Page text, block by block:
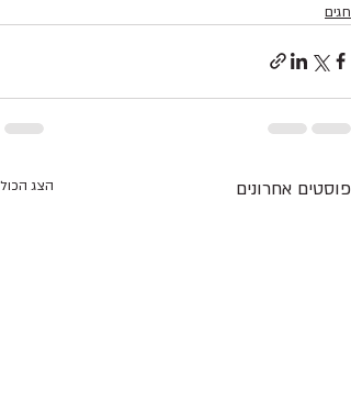
חגים
פוסטים אחרונים הצג הכול